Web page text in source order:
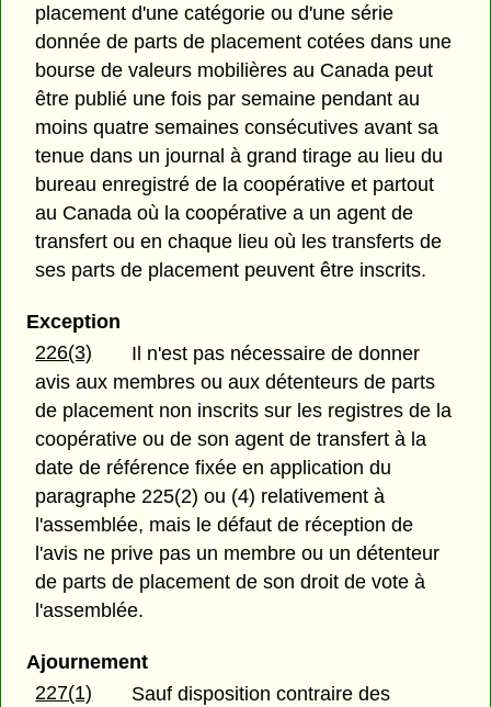
placement d'une catégorie ou d'une série
donnée de parts de placement cotées dans une
bourse de valeurs mobilières au Canada peut
être publié une fois par semaine pendant au
moins quatre semaines consécutives avant sa
tenue dans un journal à grand tirage au lieu du
bureau enregistré de la coopérative et partout
au Canada où la coopérative a un agent de
transfert ou en chaque lieu où les transferts de
ses parts de placement peuvent être inscrits.
Exception
226(3)
Il n'est pas nécessaire de donner
avis aux membres ou aux détenteurs de parts
de placement non inscrits sur les registres de la
coopérative ou de son agent de transfert à la
date de référence fixée en application du
paragraphe 225(2) ou (4) relativement à
l'assemblée, mais le défaut de réception de
l'avis ne prive pas un membre ou un détenteur
de parts de placement de son droit de vote à
l'assemblée.
Ajournement
227(1)
Sauf disposition contraire des